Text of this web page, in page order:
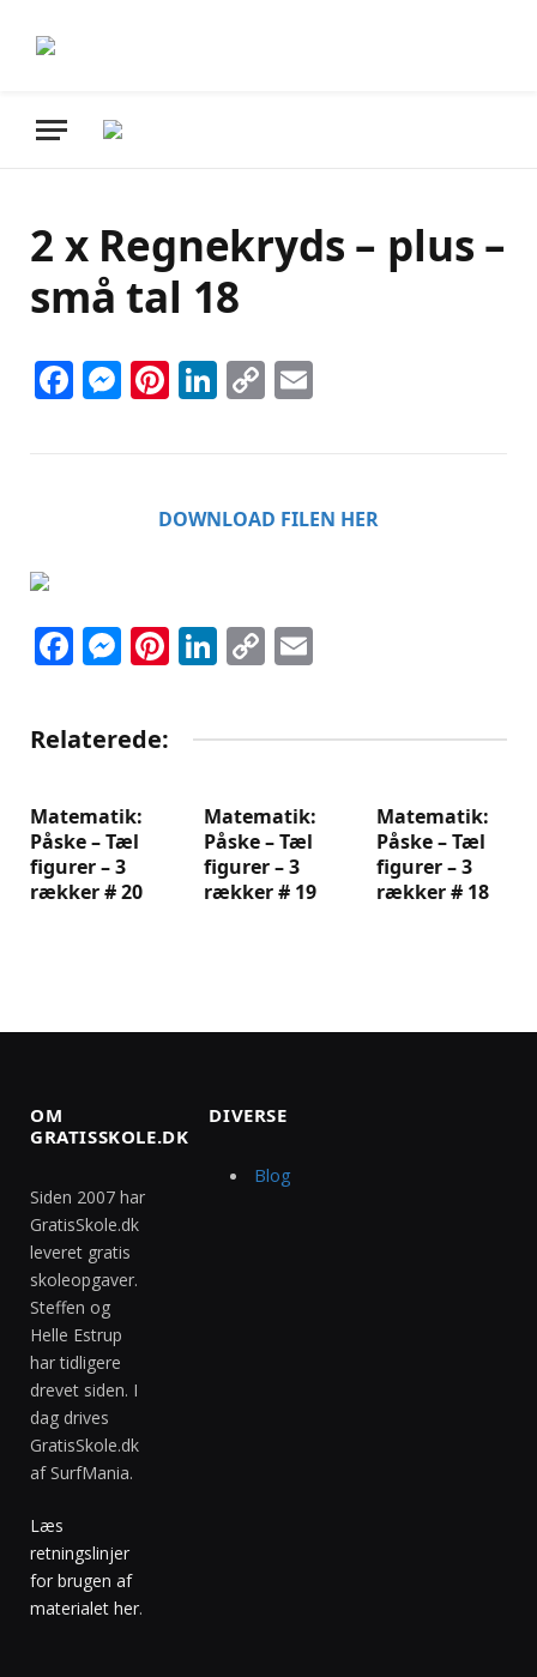
2 x Regnekryds – plus –
små tal 18
Facebook
Messenger
Pinterest
LinkedIn
Copy
DOWNLOAD FILEN HER
Facebook
Messenger
Pinterest
LinkedIn
Copy
Relaterede:
Matematik:
Påske – Tæl
figurer – 3
rækker # 20
Matematik:
Påske – Tæl
figurer – 3
rækker # 19
Matematik:
Påske – Tæl
figurer – 3
rækker # 18
OM
GRATISSKOLE.DK
Siden 2007 har
GratisSkole.dk
leveret gratis
skoleopgaver.
Steffen og
Helle Estrup
har tidligere
drevet siden. I
dag drives
GratisSkole.dk
af SurfMania.
Læs
retningslinjer
for brugen af
materialet her.
DIVERSE
Blog